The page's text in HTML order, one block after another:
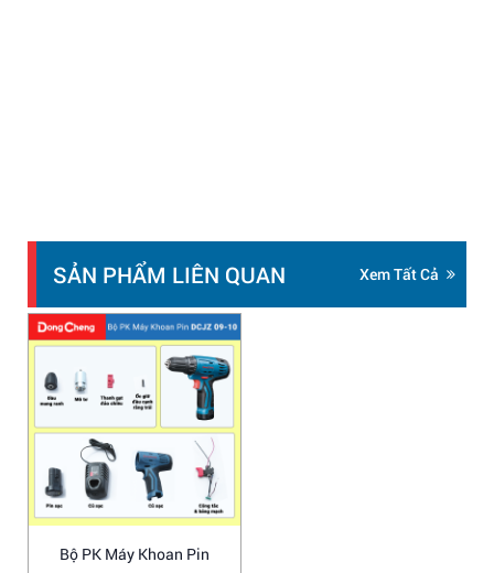
SẢN PHẨM LIÊN QUAN Xem Tất Cả
Bộ PK Máy Khoan Pin